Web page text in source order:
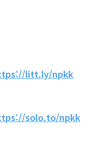
litt.ly/npkk
solo.to/npkk